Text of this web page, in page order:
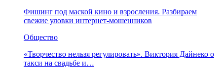
Фишинг под маской кино и взросления. Разбираем
свежие уловки интернет-мошенников
Общество
«Творчество нельзя регулировать». Виктория Дайнеко о
такси на свадьбе и…